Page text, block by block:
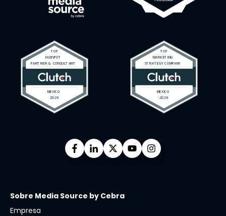
Sobre Media Source by Cebra
Empresa